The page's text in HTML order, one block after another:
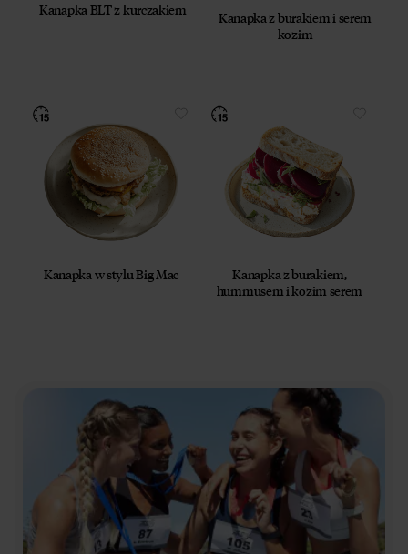
Kanapka BLT z kurczakiem
Kanapka z burakiem i serem
kozim
Kanapka w stylu Big Mac
Kanapka z burakiem,
hummusem i kozim serem